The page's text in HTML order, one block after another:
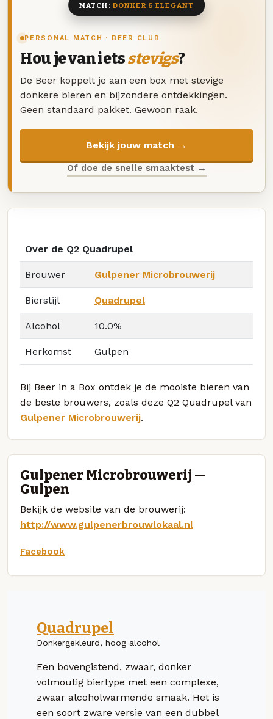
PERSONAL MATCH · BEER CLUB
Hou je van ietsstevigs?
De Beer koppelt je aan een box met stevige
donkere bieren en bijzondere ontdekkingen.
Geen standaard pakket. Gewoon raak.
Bekijk jouw match →
Of doe de snelle smaaktest →
MATCH: DONKER & ELEGANT
Over de Q2 Quadrupel
Brouwer Gulpener Microbrouwerij
Bierstijl Quadrupel
Alcohol 10.0%
Herkomst Gulpen
Bij Beer in a Box ontdek je de mooiste bieren van
de beste brouwers, zoals deze Q2 Quadrupel van
Gulpener Microbrouwerij.
Gulpener Microbrouwerij —
Gulpen
Bekijk de website van de brouwerij:
http://www.gulpenerbrouwlokaal.nl
Facebook
Quadrupel
Donkergekleurd, hoog alcohol
Een bovengistend, zwaar, donker
volmoutig biertype met een complexe,
zwaar alcoholwarmende smaak. Het is
een soort zware versie van een dubbel